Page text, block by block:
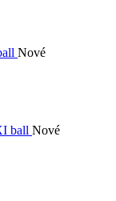
Nové
Nové